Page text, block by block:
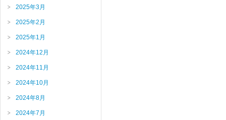
2025年3月
2025年2月
2025年1月
2024年12月
2024年11月
2024年10月
2024年8月
2024年7月